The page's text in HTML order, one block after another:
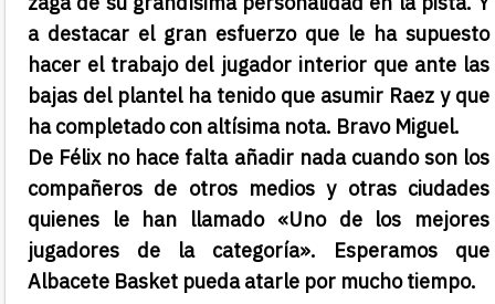
a destacar el gran esfuerzo que le ha supuesto
hacer el trabajo del jugador interior que ante las
bajas del plantel ha tenido que asumir Raez y que
ha completado con altísima nota. Bravo Miguel.
De Félix no hace falta añadir nada cuando son los
compañeros de otros medios y otras ciudades
quienes le han llamado «Uno de los mejores
jugadores de la categoría». Esperamos que
Albacete Basket pueda atarle por mucho tiempo.